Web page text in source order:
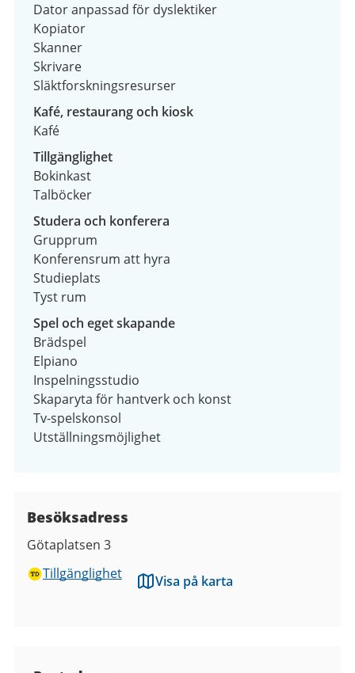
Dator anpassad för dyslektiker
Kopiator
Skanner
Skrivare
Släktforskningsresurser
Kafé, restaurang och kiosk
Kafé
Tillgänglighet
Bokinkast
Talböcker
Studera och konferera
Grupprum
Konferensrum att hyra
Studieplats
Tyst rum
Spel och eget skapande
Brädspel
Elpiano
Inspelningsstudio
Skaparyta för hantverk och konst
Tv-spelskonsol
Utställningsmöjlighet
Besöksadress
Götaplatsen 3
Tillgänglighet
Visa på karta